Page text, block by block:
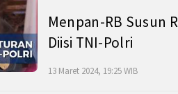
Menpan-RB Susun
Diisi TNI-Polri
13 Maret 2024, 19:25 WIB